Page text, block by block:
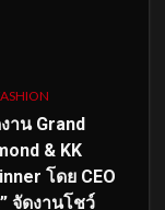
าน Grand
& KK
โดย CEO
จัดงานโชว์